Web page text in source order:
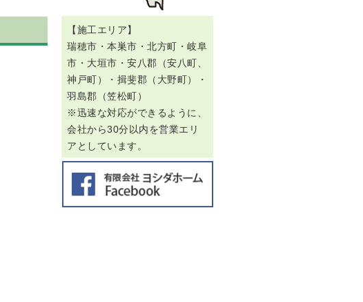
【施工エリア】
瑞穂市・本巣市・北方町・岐阜
市・大垣市・安八郡（安八町、
神戸町）・揖斐郡（大野町）・
羽島郡（笠松町）
※迅速な対応ができるように、
会社から30分以内を営業エリ
アとしています。